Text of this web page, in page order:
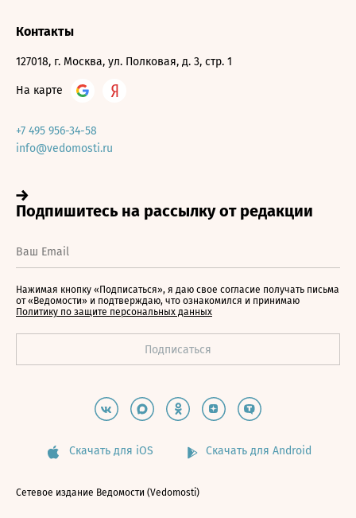
Контакты
127018, г. Москва, ул. Полковая, д. 3, стр. 1
На карте
+7 495 956-34-58
info@vedomosti.ru
Нажимая кнопку «Подписаться», я даю свое согласие получать письма
от «Ведомости» и подтверждаю, что ознакомился и принимаю
Политику по защите персональных данных
Скачать для iOS Скачать для Android
Сетевое издание Ведомости (Vedomosti)